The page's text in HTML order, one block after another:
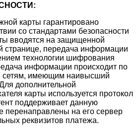
карты гарантировано
со стандартами безопасности
вводятся на защищенной
странице, передача информации
технологии шифрования
информации происходит по
сетям, имеющим наивысший
дополнительной
карты используется протокол
поддерживает данную
перенаправлены на его сервер
реквизитов платежа.